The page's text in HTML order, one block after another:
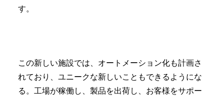
す。
この新しい施設では、オートメーション化も計画さ
れており、ユニークな新しいこともできるようにな
る。工場が稼働し、製品を出荷し、お客様をサポー